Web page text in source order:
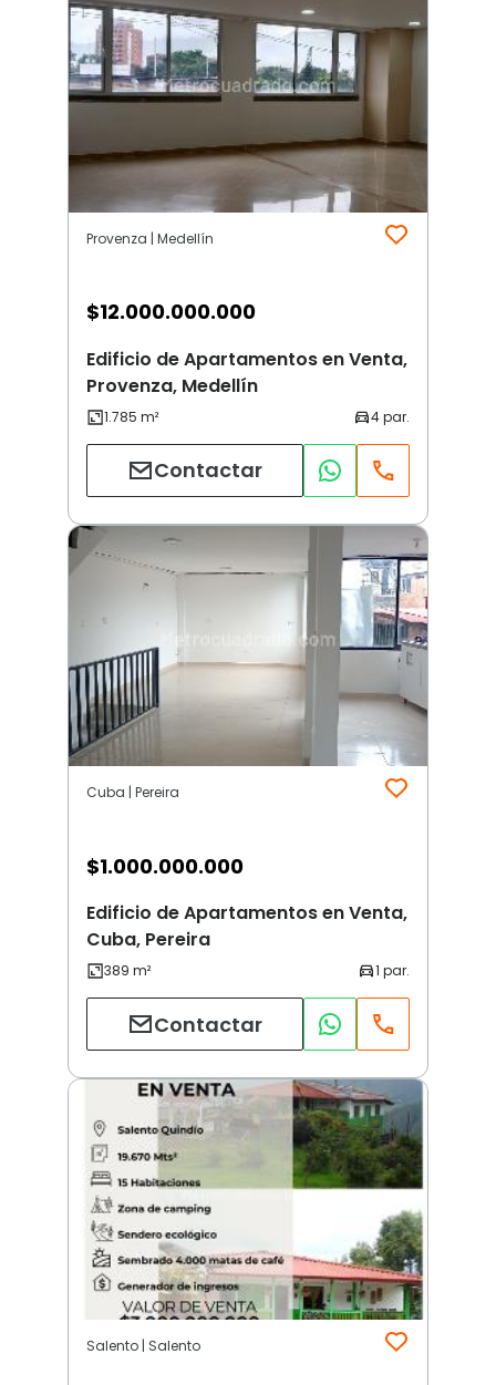
Provenza | Medellín
$12.000.000.000
Edificio de Apartamentos en Venta,
Provenza, Medellín
Contactar
Cuba | Pereira
$1.000.000.000
Edificio de Apartamentos en Venta,
Cuba, Pereira
Contactar
Salento | Salento